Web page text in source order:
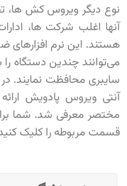
نوع دیگر ویروس کش ها،
آنها اغلب شرکت ها،
هستند. این نرم افزارهای
می‌توانند چندین دستگاه
سایبری محافظت نمایند.
آنتی ویروس پادویش
مختصر معرفی شد. شما
قسمت مربوطه را کلیک